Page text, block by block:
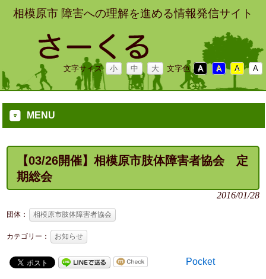
相模原市 障害への理解を進める情報発信サイト
文字サイズ 小 中 大 文字色 A A A A
MENU
【03/26開催】相模原市肢体障害者協会 定
期総会
2016/01/28
団体： 相模原市肢体障害者協会
カテゴリー： お知らせ
Pocket